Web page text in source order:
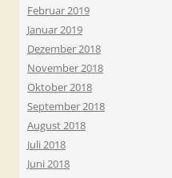
Februar 2019
Januar 2019
Dezember 2018
November 2018
Oktober 2018
September 2018
August 2018
Juli 2018
Juni 2018